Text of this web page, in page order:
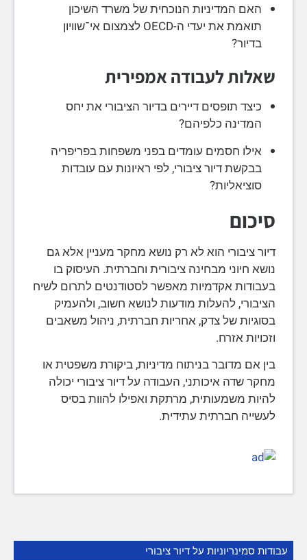
עבודות סמינריוניות על דיור ציבורי
האם המדיניות הנוכחית של משרד השיכון
תואמת את יעדי ה-OECD לצמצום אי־שוויון
בדיור?
שאלות לעבודה אמפירית
כיצד תופסים דיירים בדיור הציבורי את יחס
המדינה כלפיהם?
אילו חסמים עומדים בפני משפחות בפריפריה
בבקשת דיור ציבורי, לפי ראיונות עם עובדות
סוציאליות?
סיכום
דיור ציבורי הוא לא רק נושא מחקר מעניין אלא גם
נושא חיוני מבחינה ציבורית וחברתית. העיסוק בו
בעבודות אקדמיות מאפשר לסטודנטים לתרום לשיח
הציבורי, להעלות מודעות לנושא חשוב, ולהעמיק
בסוגיות של צדק, אחריות חברתית, ניהול משאבים
וזכויות אזרח.
בין אם מדובר בניתוח מדיניות, ביקורת משפטית או
מחקר שדה איכותני, העבודה על דיור ציבורי יכולה
להיות משמעותית, מרתקת ואפילו להוות בסיס
לעשייה חברתית עתידית.